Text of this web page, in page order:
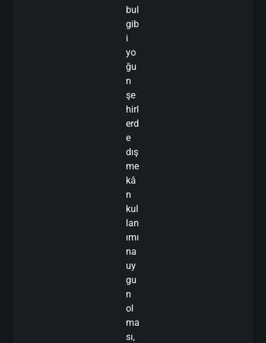
bul
gib
i
yo
ğu
n
şe
hirl
erd
e
dış
me
kâ
n
kul
lan
ımı
na
uy
gu
n
ol
ma
sı,